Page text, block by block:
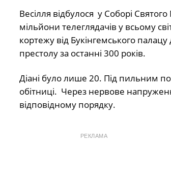
Весілля відбулося у Соборі
мільйони телеглядачів у всьому
кортежу від Букінгемського
престолу за останні 300 років.
Діані було лише 20. Під пильним
обітниці. Через нервове
відповідному порядку.
РЕКЛАМА